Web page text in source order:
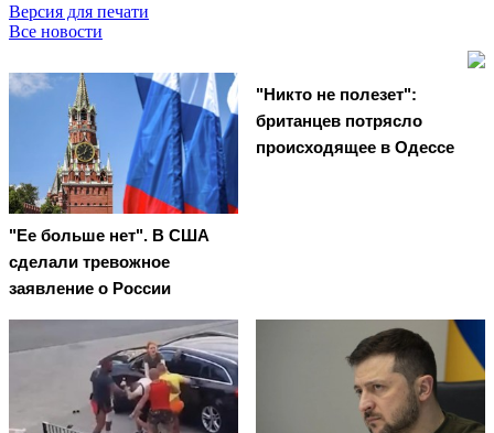
Версия для печати
Все новости
"Ее больше нет". В США
сделали тревожное
заявление о России
"Никто не полезет":
британцев потрясло
происходящее в Одессе